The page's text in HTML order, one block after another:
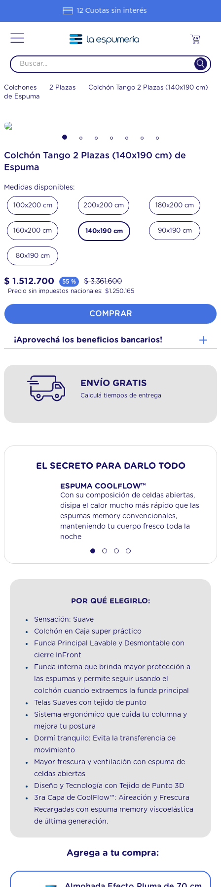
Hasta 20% OFF en 1 pago
Colchones 2 Plazas
Colchón Tango 2 Plazas (140x190 cm)
de Espuma
Colchón Tango 2 Plazas (140x190 cm) de
Espuma
Medidas disponibles:
100x200 cm 200x200 cm 180x200 cm
160x200 cm 140x190 cm 90x190 cm
80x190 cm
$ 1.512.700 55 % $ 3.361.600
Precio sin impuestos nacionales: $1.250.165
COMPRAR
¡Aprovechá los beneficios bancarios!
ENVÍO GRATIS
Calculá tiempos de entrega
EL SECRETO PARA DARLO TODO
ESPUMA COOLFLOW™
Con su composición de celdas abiertas,
disipa el calor mucho más rápido que las
espumas memory convencionales,
manteniendo tu cuerpo fresco toda la
noche
POR QUÉ ELEGIRLO:
Sensación: Suave
Colchón en Caja super práctico
Funda Principal Lavable y Desmontable con
cierre InFront
Funda interna que brinda mayor protección a
las espumas y permite seguir usando el
colchón cuando extraemos la funda principal
Telas Suaves con tejido de punto
Sistema ergonómico que cuida tu columna y
mejora tu postura
Dormí tranquilo: Evita la transferencia de
movimiento
Mayor frescura y ventilación con espuma de
celdas abiertas
Diseño y Tecnología con Tejido de Punto 3D
3ra Capa de CoolFlow™: Aireación y Frescura
Recargadas con espuma memory viscoelástica
de última generación.
Agrega a tu compra: